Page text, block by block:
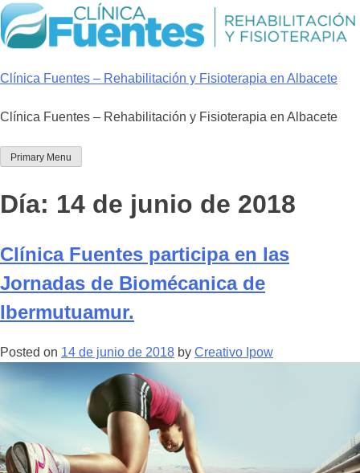
Skip
to
content
Clínica Fuentes – Rehabilitación y Fisioterapia en Albacete
Clínica Fuentes – Rehabilitación y Fisioterapia en Albacete
Primary Menu
Día: 14 de junio de 2018
Clínica Fuentes participa en las
Jornadas de Biomécanica de
Ibermutuamur.
Posted on 14 de junio de 2018 by Creativo Ipow